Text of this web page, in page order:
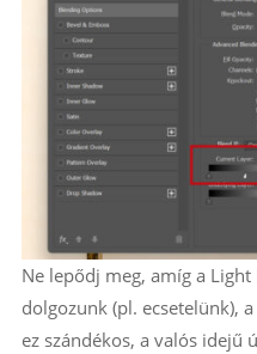
Ne lepődj meg, amíg a
dolgozunk (pl. ecsetelünk),
ez szándékos, a valós idejű